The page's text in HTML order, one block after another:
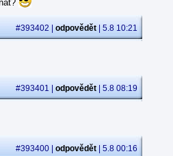
#393402 | odpovědět | 5.8 10:21
#393401 | odpovědět | 5.8 08:19
#393400 | odpovědět | 5.8 00:16